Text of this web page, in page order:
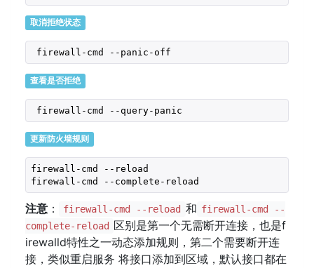
取消拒绝状态
firewall-cmd --panic-off
查看是否拒绝
firewall-cmd --query-panic
更新防火墙规则
firewall-cmd --reload
firewall-cmd --complete-reload
注意 ： firewall-cmd --reload 和 firewall-cmd --
complete-reload 区别是第一个无需断开连接，也是f
irewalld特性之一动态添加规则，第二个需要断开连
接，类似重启服务 将接口添加到区域，默认接口都在